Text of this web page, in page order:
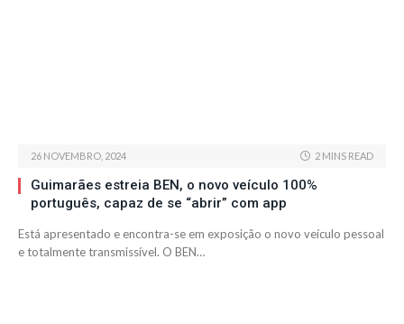
26 NOVEMBRO, 2024 2 MINS READ
Guimarães estreia BEN, o novo veículo 100%
português, capaz de se “abrir” com app
Está apresentado e encontra-se em exposição o novo veículo pessoal
e totalmente transmissível. O BEN…